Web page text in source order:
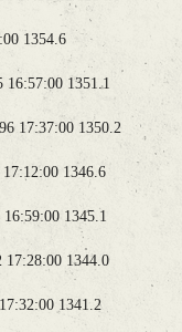
1354.6
1351.1
17:37:00 1350.2
1346.6
1345.1
1344.0
1341.2